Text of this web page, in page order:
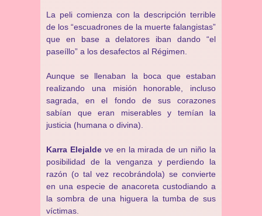
La peli comienza con la descripción terrible
de los “escuadrones de la muerte falangistas”
que en base a delatores iban dando “el
paseíllo” a los desafectos al Régimen.
Aunque se llenaban la boca que estaban
realizando una misión honorable, incluso
sagrada, en el fondo de sus corazones
sabían que eran miserables y temían la
justicia (humana o divina).
Karra Elejaldeve en la mirada de un niño la
posibilidad de la venganza y perdiendo la
razón (o tal vez recobrándola) se convierte
en una especie de anacoreta custodiando a
la sombra de una higuera la tumba de sus
víctimas.